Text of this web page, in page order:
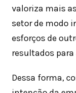
valoriza mais
setor de modo
esforços de
resultados para
Dessa forma,